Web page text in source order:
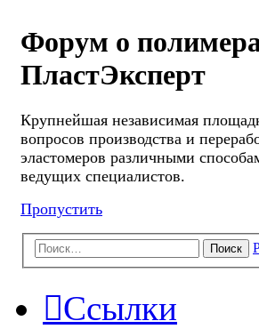
Форум о
ПластЭксперт
Крупнейшая независимая
вопросов производства и
эластомеров различными
ведущих специалистов.
Пропустить
Поиск
Ссылки